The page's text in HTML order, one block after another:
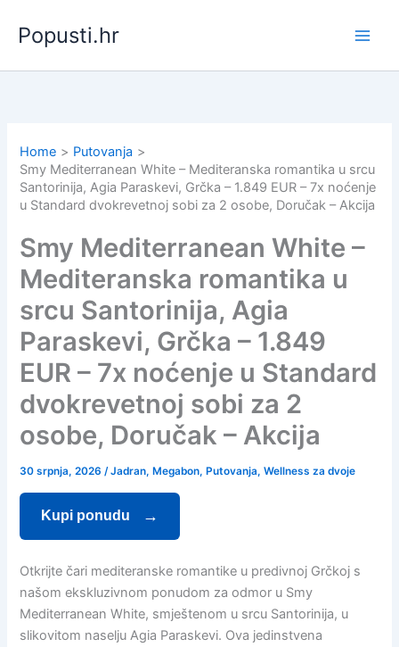
content
Popusti.hr
Home
Putovanja
Smy Mediterranean White – Mediteranska romantika u srcu
Santorinija, Agia Paraskevi, Grčka – 1.849 EUR – 7x noćenje
u Standard dvokrevetnoj sobi za 2 osobe, Doručak – Akcija
Smy Mediterranean White –
Mediteranska romantika u
srcu Santorinija, Agia
Paraskevi, Grčka – 1.849
EUR – 7x noćenje u Standard
dvokrevetnoj sobi za 2
osobe, Doručak – Akcija
30 srpnja, 2026/Jadran, Megabon, Putovanja,Wellness za dvoje
Kupi ponudu
Otkrijte čari mediteranske romantike u predivnoj Grčkoj s
našom ekskluzivnom ponudom za odmor u Smy
Mediterranean White, smještenom u srcu Santorinija, u
slikovitom naselju Agia Paraskevi. Ova jedinstvena